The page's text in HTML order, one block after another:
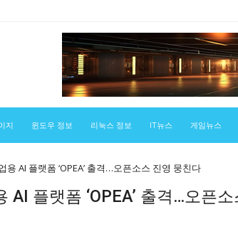
지 윈도우 정보 리눅스 정보 IT뉴스 게임뉴스
용 AI 플랫폼 ‘OPEA’ 출격…오픈소스 진영 뭉친다
AI 플랫폼 ‘OPEA’ 출격…오픈